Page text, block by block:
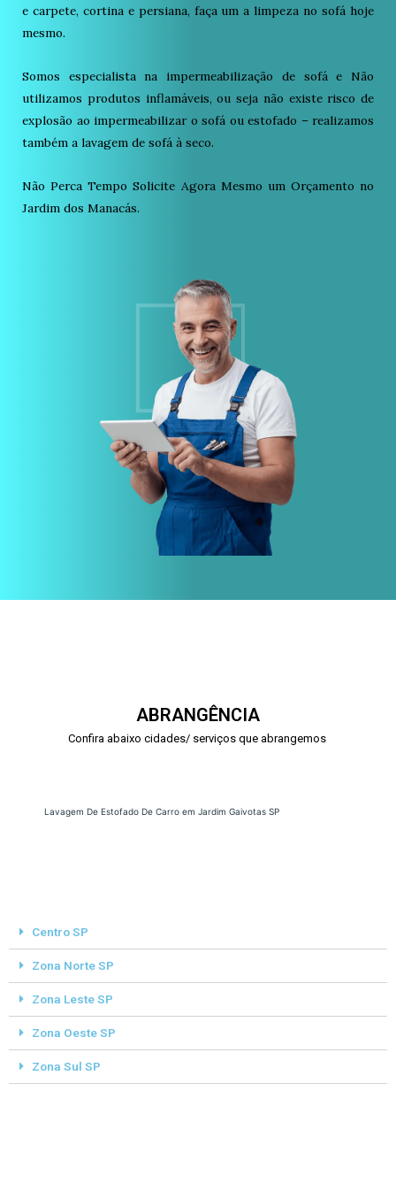
e carpete, cortina e persiana, faça um a limpeza no sofá hoje
mesmo.
Somos especialista na impermeabilização de sofá e Não
utilizamos produtos inflamáveis, ou seja não existe risco de
explosão ao impermeabilizar o sofá ou estofado – realizamos
também a lavagem de sofá à seco.
Não Perca Tempo Solicite Agora Mesmo um Orçamento no
Jardim dos Manacás.
ABRANGÊNCIA
Confira abaixo cidades/ serviços que abrangemos
Lavagem De Estofado De Carro em Jardim Gaivotas SP
Centro SP
Zona Norte SP
Zona Leste SP
Zona Oeste SP
Zona Sul SP